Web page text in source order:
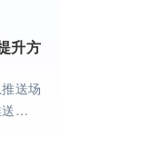
升方
送场
专项